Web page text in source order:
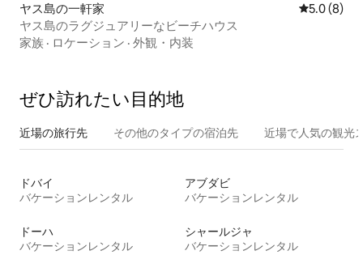
ヤス島の一軒家 レビュー8
5.0 (8)
ヤス島のラグジュアリーなビーチハウス
家族 · ロケーション · 外観・内装
ぜひ訪⁠れ⁠た⁠い目⁠的⁠地
近場の旅行先 その他のタ⁠イ⁠プ⁠の宿⁠泊⁠先 近場で人気の観光
ドバイ
バケーションレンタル
アブダビ
バケーションレンタル
ドーハ
バケーションレンタル
シャールジャ
バケーションレンタル